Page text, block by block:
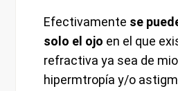
Efectivamente se
solo el ojo en el que
refractiva ya sea de
hipermtropía y/o